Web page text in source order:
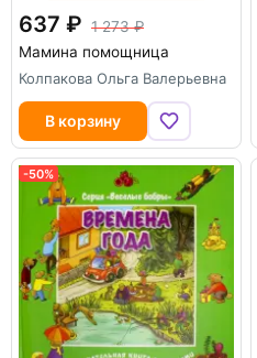
637
1 273
Мамина помощница
Колпакова Ольга Валерьевна
В корзину
-50%